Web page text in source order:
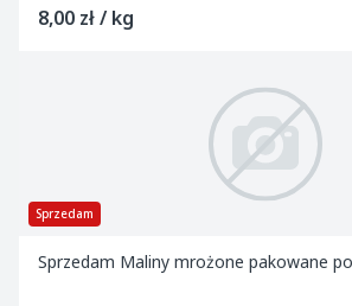
8,00 zł / kg
Sprzedam
Sprzedam Maliny mrożone pakowane